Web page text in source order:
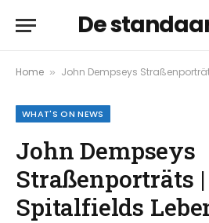
De
Home » John Dempseys
WHAT'S ON NEWS
John Dempseys
Straßenporträts |
Spitalfields